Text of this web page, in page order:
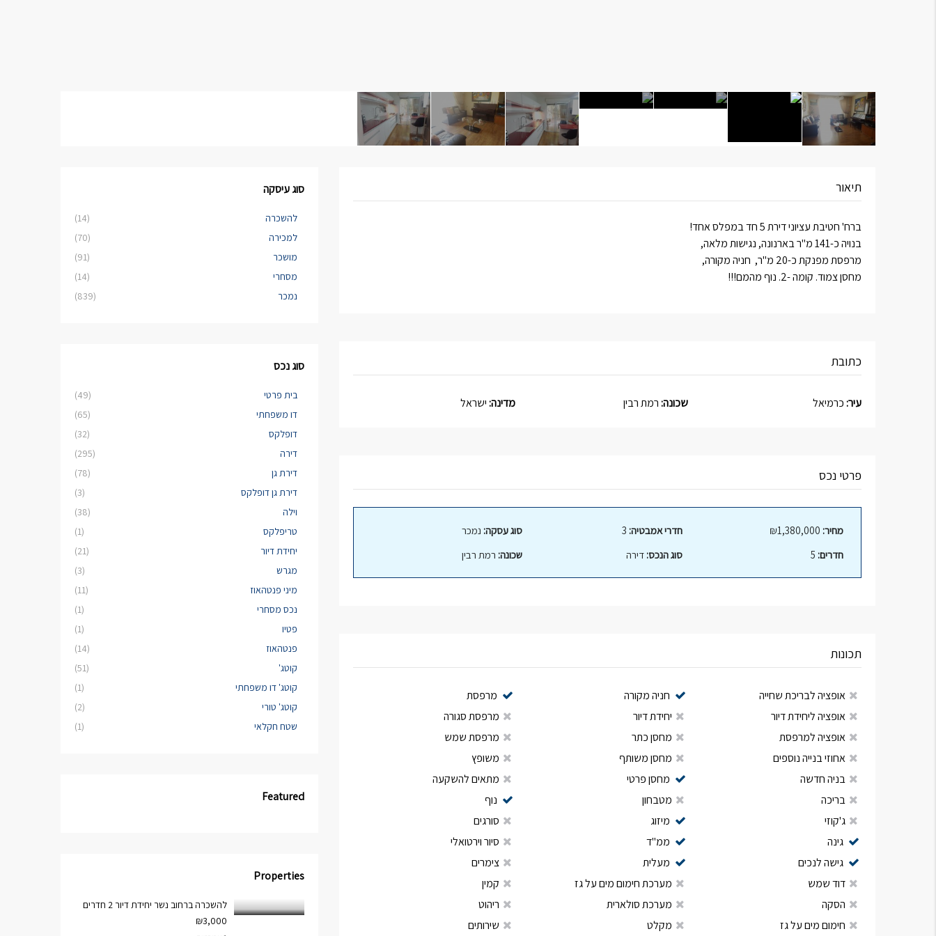
תיאור
ברח' חטיבת עציוני דירת 5 חד במפלס אחד!
בנויה כ-141 מ"ר בארנונה, נגישות מלאה,
מרפסת מפנקת כ-20 מ"ר, חניה מקורה,
מחסן צמוד. קומה -2. נוף מהמם!!!
כתובת
עיר:כרמיאל שכונה:רמת רבין מדינה:ישראל
פרטי נכס
מחיר:
חדרים:
חדרי אמבטיה:
סוג הנכס: דירה
סוג עסקה: נמכר
שכונה: רמת רבין
תכונות
אופציה לבריכת שחייה
אופציה ליחידת דיור
אופציה למרפסת
אחוזי בנייה נוספים
בניה חדשה
בריכה
ג'קוזי
גינה
גישה לנכים
דוד שמש
הסקה
חימום מים על גז
חניה מקורה
יחידת דיור
מחסן כתר
מחסן משותף
מחסן פרטי
מטבחון
מיזוג
ממ"ד
מעלית
מערכת חימום מים על גז
מערכת סולארית
מקלט
מרפסת
מרפסת סגורה
מרפסת שמש
משופץ
מתאים להשקעה
נוף
סורגים
סיור וירטואלי
צימרים
קמין
ריהוט
שירותים
סוג עיסקה
להשכרה
(14)
למכירה
(70)
מושכר
(91)
מסחרי
(14)
נמכר
(839)
סוג נכס
בית פרטי
(49)
דו משפחתי
(65)
דופלקס
(32)
דירה
(295)
דירת גן
(78)
דירת גן דופלקס
(3)
וילה
(38)
טריפלקס
(1)
יחידת דיור
(21)
מגרש
(3)
מיני פנטהאוז
(11)
נכס מסחרי
(1)
פטיו
(1)
פנטהאוז
(14)
קוטג'
(51)
קוטג' דו משפחתי
(1)
קוטג' טורי
(2)
שטח חקלאי
(1)
Featured
Properties
להשכרה ברחוב נשר יחידת דיור 2 חדרים
₪3,000